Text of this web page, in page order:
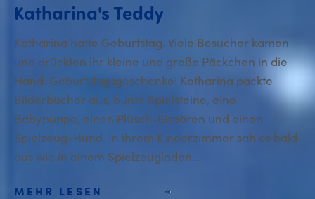
Katharina's Teddy
Katharina hatte Geburtstag. Viele Besucher kamen
und drückten ihr kleine und große Päckchen in die
Hand. Geburtstagsgeschenke! Katharina packte
Bilderbücher aus, bunte Spielsteine, eine
Babypuppe, einen Plüsch-Eisbären und einen
Spielzeug-Hund. In ihrem Kinderzimmer sah es bald
aus wie in einem Spielzeugladen...
MEHR LESEN